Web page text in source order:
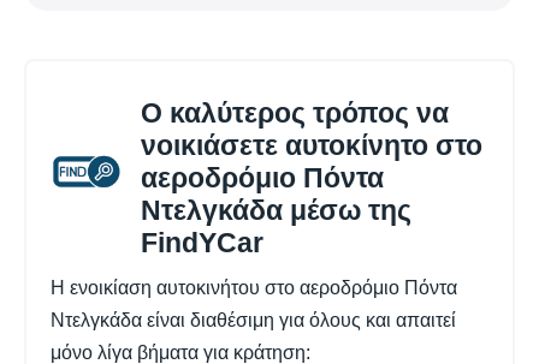
Ο καλύτερος τρόπος να
νοικιάσετε αυτοκίνητο στο
αεροδρόμιο Πόντα
Ντελγκάδα μέσω της
FindYCar
Η ενοικίαση αυτοκινήτου στο αεροδρόμιο Πόντα
Ντελγκάδα είναι διαθέσιμη για όλους και απαιτεί
μόνο λίγα βήματα για κράτηση: